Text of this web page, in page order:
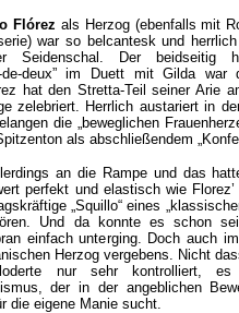
Flórez als Herzog (ebenfalls mit
war so belcantesk und
Seidenschal. Der beidseitig
de-deux” im Duett mit Gilda war
hat den Stretta-Teil seiner Arie
zelebriert. Herrlich austariert in
die „beweglichen
als abschließendem
an die Rampe und das
perfekt und elastisch wie
„Squillo“ eines
Und da konnte es schon
einfach unterging. Doch auch
Herzog vergebens. Nicht
nur sehr kontrolliert, es
der in der angeblichen
die eigene Manie sucht.